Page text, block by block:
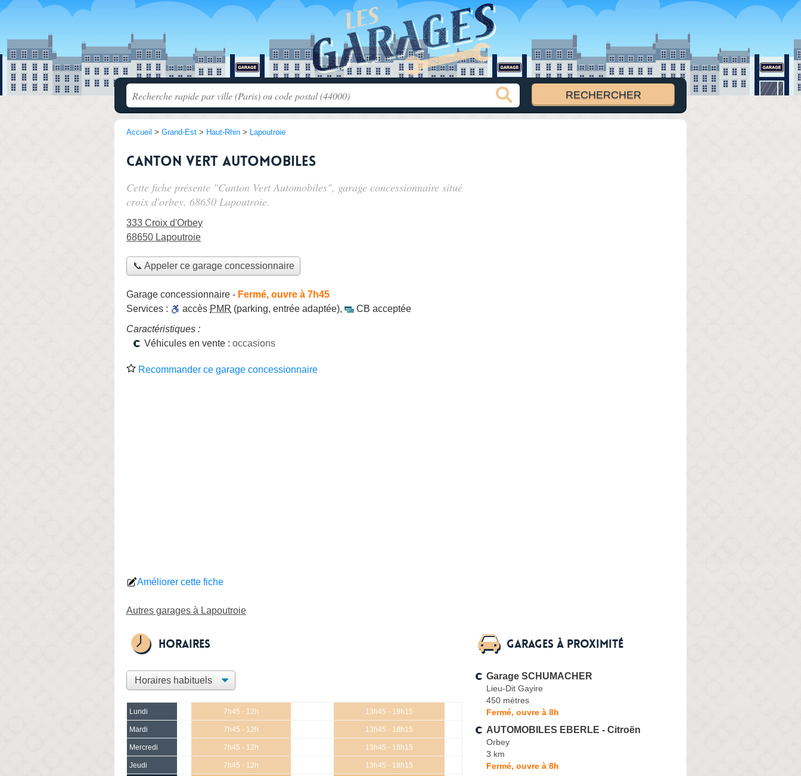
Accueil > Grand-Est > Haut-Rhin > Lapoutroie
Canton Vert Automobiles
Cette fiche présente "Canton Vert Automobiles", garage concessionnaire situé
croix d'orbey, 68650 Lapoutroie.
333 Croix d'Orbey
68650 Lapoutroie
📞 Appeler ce garage concessionnaire
Garage concessionnaire - Fermé, ouvre à 7h45
Services :
accès PMR (parking, entrée adaptée),
CB acceptée
Caractéristiques :
Véhicules en vente : occasions
Recommander ce garage concessionnaire
Améliorer cette fiche
Autres garages à Lapoutroie
Horaires
Lundi 7h45 - 12h 13h45 - 18h15
Mardi 7h45 - 12h 13h45 - 18h15
Mercredi 7h45 - 12h 13h45 - 18h15
Jeudi 7h45 - 12h 13h45 - 18h15
Garages à proximité
Garage SCHUMACHER
Lieu-Dit Gayire
450 mètres
Fermé, ouvre à 8h
AUTOMOBILES EBERLE - Citroën
Orbey
3 km
Fermé, ouvre à 8h